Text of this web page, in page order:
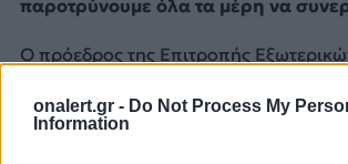
onalert.gr - Do Not Process My
Information
παροτρύνουμε όλα τα μέρη να
Ο πρόεδρος της Επιτροπής
πολιτική «ίσων αποστάσεων»,
να σημειώσω απλώς για την ιστορία